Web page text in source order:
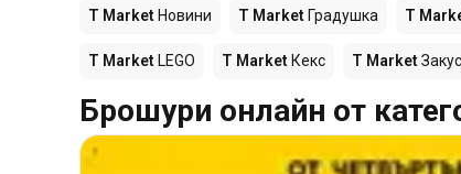
T Market Новини T Market Градушка T
T Market LEGO T Market Кекс T Market
Брошури онлайн от